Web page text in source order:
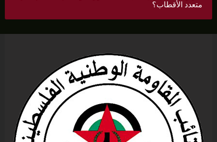
متعدد الأقطاب؟